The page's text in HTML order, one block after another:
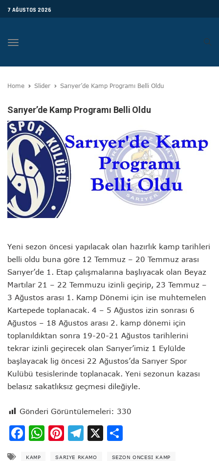
7 AĞUSTOS 2026
Toggle
Home Slider Sarıyer’de Kamp Programı Belli Oldu
Sarıyer’de Kamp Programı Belli Oldu
Yeni sezon öncesi yapılacak olan hazırlık kamp tarihleri
belli oldu buna göre 12 Temmuz – 20 Temmuz arası
Sarıyer’de 1. Etap çalışmalarına başlıyacak olan Beyaz
Martılar 21 – 22 Temmuzu izinli geçirip, 23 Temmuz –
3 Ağustos arası 1. Kamp Dönemi için ise muhtemelen
Kartepede toplanacak. 4 – 5 Ağustos izin sonrası 6
Ağustos – 18 Ağustos arası 2. kamp dönemi için
toplanıldıktan sonra 19-20-21 Ağustos tarihlerini
tekrar izinli geçirecek olan Sarıyer’imiz 1 Eylülde
başlayacak lig öncesi 22 Ağustos’da Sarıyer Spor
Kulübü tesislerinde toplanacak. Yeni sezonun kazası
belasız sakatlıksız geçmesi dileğiyle.
Gönderi Görüntülemeleri: 330
Facebook
WhatsApp
Pinterest
Telegram
X
KAMP SARIYE RKAMO SEZON ONCESI KAMP